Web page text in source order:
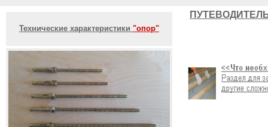
Технические характеристики "опор"